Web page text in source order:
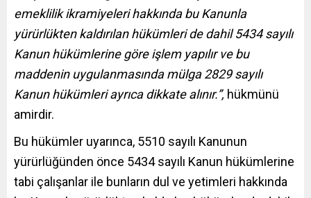
emeklilik ikramiyeleri hakkında bu Kanunla
yürürlükten kaldırılan hükümleri de dahil 5434 sayılı
Kanun hükümlerine göre işlem yapılır ve bu
maddenin uygulanmasında mülga 2829 sayılı
Kanun hükümleri ayrıca dikkate alınır.”, hükmünü
amirdir.
Bu hükümler uyarınca, 5510 sayılı Kanunun
yürürlüğünden önce 5434 sayılı Kanun hükümlerine
tabi çalışanlar ile bunların dul ve yetimleri hakkında